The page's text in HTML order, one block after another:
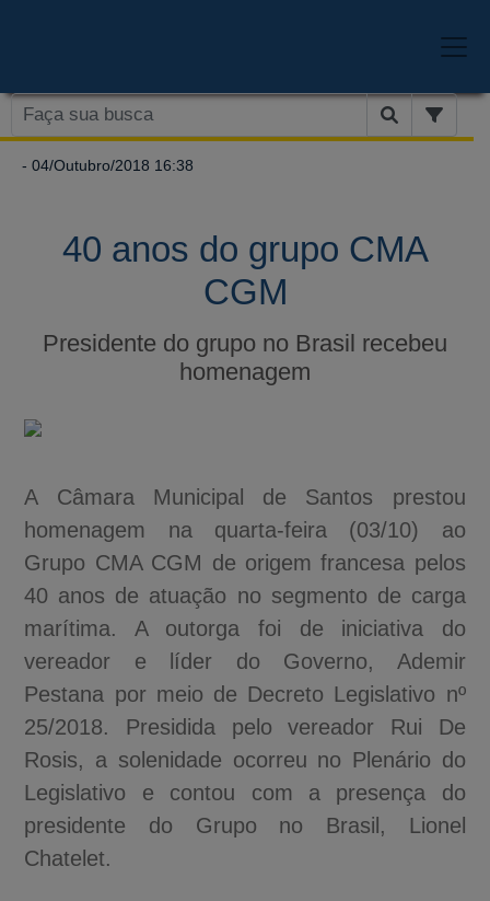
- 04/Outubro/2018 16:38
40 anos do grupo CMA
CGM
Presidente do grupo no Brasil recebeu
homenagem
A Câmara Municipal de Santos prestou
homenagem na quarta-feira (03/10) ao
Grupo CMA CGM de origem francesa pelos
40 anos de atuação no segmento de carga
marítima. A outorga foi de iniciativa do
vereador e líder do Governo, Ademir
Pestana por meio de Decreto Legislativo nº
25/2018. Presidida pelo vereador Rui De
Rosis, a solenidade ocorreu no Plenário do
Legislativo e contou com a presença do
presidente do Grupo no Brasil, Lionel
Chatelet.